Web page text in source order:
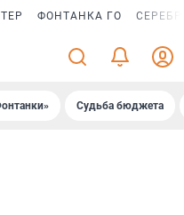
ФОНТАНКА ГО
Судьба бюджета